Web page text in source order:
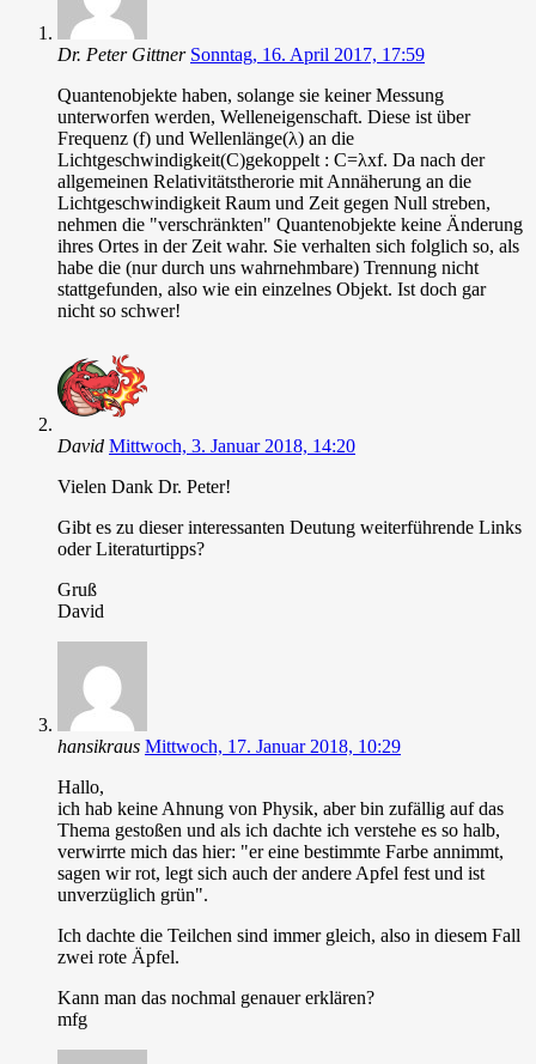
Dr. Peter Gittner Sonntag, 16. April 2017, 17:59
Quantenobjekte haben, solange sie keiner Messung
unterworfen werden, Welleneigenschaft. Diese ist über
Frequenz (f) und Wellenlänge(λ) an die
Lichtgeschwindigkeit(C)gekoppelt : C=λxf. Da nach der
allgemeinen Relativitätstherorie mit Annäherung an die
Lichtgeschwindigkeit Raum und Zeit gegen Null streben,
nehmen die "verschränkten" Quantenobjekte keine Änderung
ihres Ortes in der Zeit wahr. Sie verhalten sich folglich so, als
habe die (nur durch uns wahrnehmbare) Trennung nicht
stattgefunden, also wie ein einzelnes Objekt. Ist doch gar
nicht so schwer!
David Mittwoch, 3. Januar 2018, 14:20
Vielen Dank Dr. Peter!
Gibt es zu dieser interessanten Deutung weiterführende Links
oder Literaturtipps?
Gruß
David
hansikraus Mittwoch, 17. Januar 2018, 10:29
Hallo,
ich hab keine Ahnung von Physik, aber bin zufällig auf das
Thema gestoßen und als ich dachte ich verstehe es so halb,
verwirrte mich das hier: "er eine bestimmte Farbe annimmt,
sagen wir rot, legt sich auch der andere Apfel fest und ist
unverzüglich grün".
Ich dachte die Teilchen sind immer gleich, also in diesem Fall
zwei rote Äpfel.
Kann man das nochmal genauer erklären?
mfg